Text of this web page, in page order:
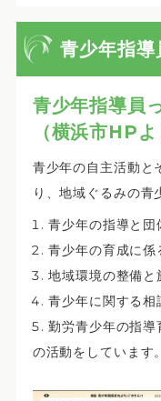
青少年指導
青少年指導員
（横浜市HPよ
青少年の自主活動と
り、地域ぐるみの青
青少年の指導と団
青少年の育成に係
地域環境の整備と
青少年に関する相
勤労青少年の指導
の活動をしています。